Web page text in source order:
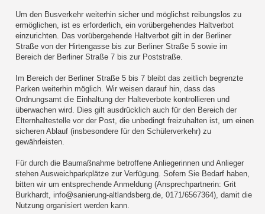
Um den Busverkehr weiterhin sicher und möglichst reibungslos zu
ermöglichen, ist es erforderlich, ein vorübergehendes Haltverbot
einzurichten. Das vorübergehende Haltverbot gilt in der Berliner
Straße von der Hirtengasse bis zur Berliner Straße 5 sowie im
Bereich der Berliner Straße 7 bis zur Poststraße.
Im Bereich der Berliner Straße 5 bis 7 bleibt das zeitlich begrenzte
Parken weiterhin möglich. Wir weisen darauf hin, dass das
Ordnungsamt die Einhaltung der Halteverbote kontrollieren und
überwachen wird. Dies gilt ausdrücklich auch für den Bereich der
Elternhaltestelle vor der Post, die unbedingt freizuhalten ist, um einen
sicheren Ablauf (insbesondere für den Schülerverkehr) zu
gewährleisten.
Für durch die Baumaßnahme betroffene Anliegerinnen und Anlieger
stehen Ausweichparkplätze zur Verfügung. Sofern Sie Bedarf haben,
bitten wir um entsprechende Anmeldung (Ansprechpartnerin: Grit
Burkhardt, info@sanierung-altlandsberg.de, 0171/6567364), damit die
Nutzung organisiert werden kann.